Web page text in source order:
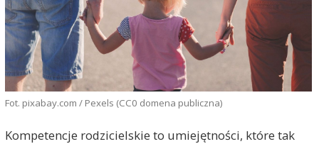
Fot. pixabay.com / Pexels (CC0 domena publiczna)
Kompetencje rodzicielskie to umiejętności, które tak